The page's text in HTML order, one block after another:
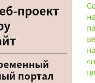
проект
портал